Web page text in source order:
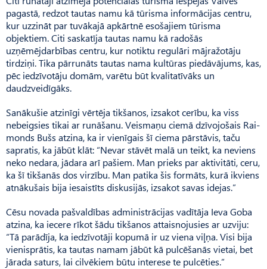
pagastā, redzot tautas namu kā tūrisma informācijas centru,
kur uzzināt par tuvākajā apkārtnē esošajiem tūrisma
objektiem. Citi saskatīja tautas namu kā radošās
uzņēmējdarbības centru, kur notiktu regulāri mājražotāju
tirdziņi. Tika pārrunāts tautas nama kultūras piedāvājums, kas,
pēc iedzīvotāju domām, varētu būt kvalitatīvāks un
daudzveidīgāks.
Sanākušie atzinīgi vērtēja tikšanos, izsakot cerību, ka viss
nebeigsies tikai ar runāšanu. Veis­maņu ciemā dzīvojošais Rai­
monds Bušs atzina, ka ir vienīgais šī ciema pārstāvis, taču
sapratis, ka jābūt klāt: “Nevar stāvēt malā un teikt, ka neviens
neko nedara, jādara arī pašiem. Man prieks par aktivitāti, ceru,
ka šī tikšanās dos virzību. Man patika šis formāts, kurā ikviens
atnākušais bija iesaistīts diskusijās, izsakot savas idejas.”
Cēsu novada pašvaldības administrācijas vadītāja Ieva Goba
atzina, ka iecere rīkot šādu tikšanos attaisnojusies ar uzviju:
“Tā parādīja, ka iedzīvotāji kopumā ir uz viena viļņa. Visi bija
vienisprātis, ka tautas namam jābūt kā pulcēšanās vietai, bet
jārada saturs, lai cilvēkiem būtu interese te pulcēties.”